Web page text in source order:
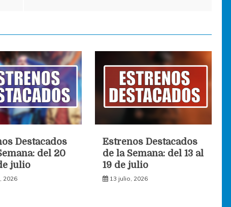
Destacados
del 20
julio
2026
Estrenos Destacados
de la Semana: del 13 al
19 de julio
13 julio, 2026